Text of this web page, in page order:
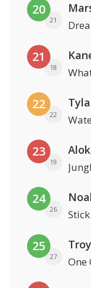
20
21
21
18
22
22
Tyla
23
19
24
26
25
27 One